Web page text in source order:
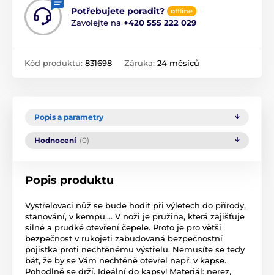
Potřebujete poradit? offline
Zavolejte na +420 555 222 029
Kód produktu: 831698 Záruka: 24 měsíců
Popis a parametry
Hodnocení (0)
Popis produktu
Vystřelovací nůž se bude hodit při výletech do přírody,
stanování, v kempu,... V noži je pružina, která zajišťuje
silné a prudké otevření čepele. Proto je pro větší
bezpečnost v rukojeti zabudovaná bezpečnostní
pojistka proti nechtěnému výstřelu. Nemusíte se tedy
bát, že by se Vám nechtěně otevřel např. v kapse.
Pohodlně se drží. Ideální do kapsy! Materiál: nerez,